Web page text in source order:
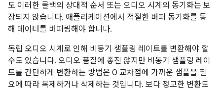
도 이러한 콜백의 상대적 순서 또는 오디오 시계의 동기화는 보
장되지 않습니다. 애플리케이션에서 적절한 버퍼 동기화를 통
해 데이터를 버퍼링해야 합니다.
독립 오디오 시계로 인해 비동기 샘플링 레이트를 변환해야 할
수도 있습니다. 오디오 품질에 좋진 않지만 비동기 샘플링 레이
트를 간단하게 변환하는 방법은 0 교차점에 가까운 샘플을 필
요에 따라 복제하거나 삭제하는 것입니다. 보다 정교한 변환도